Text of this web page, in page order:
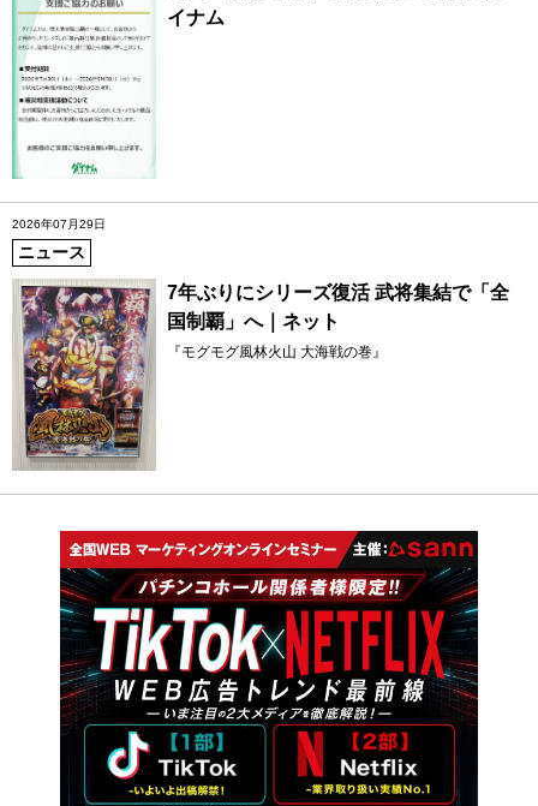
イナム
2026年07月29日
ニュース
7年ぶりにシリーズ復活 武将集結で「全
国制覇」へ｜ネット
『モグモグ風林火山 大海戦の巻』